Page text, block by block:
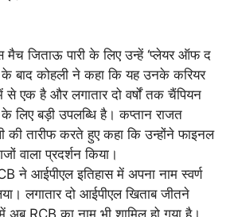
मैच जिताऊ पारी के लिए उन्हें ‘प्लेयर ऑफ द
बाद कोहली ने कहा कि यह उनके करियर
एक है और लगातार दो वर्षों तक चैंपियन
लिए बड़ी उपलब्धि है। कप्तान राजत
की तारीफ करते हुए कहा कि उन्होंने फाइनल
वाला प्रदर्शन किया।
ने आईपीएल इतिहास में अपना नाम स्वर्ण
लगातार दो आईपीएल खिताब जीतने
अब RCB का नाम भी शामिल हो गया है।